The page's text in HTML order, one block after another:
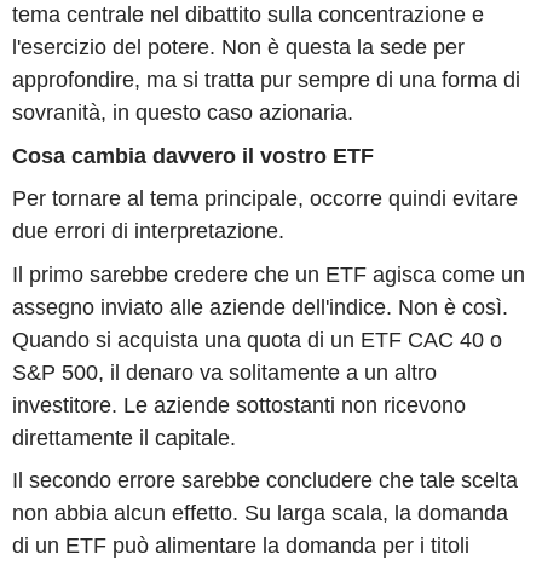
tema centrale nel dibattito sulla concentrazione e
l'esercizio del potere. Non è questa la sede per
approfondire, ma si tratta pur sempre di una forma di
sovranità, in questo caso azionaria.
Cosa cambia davvero il vostro ETF
Per tornare al tema principale, occorre quindi evitare
due errori di interpretazione.
Il primo sarebbe credere che un ETF agisca come un
assegno inviato alle aziende dell'indice. Non è così.
Quando si acquista una quota di un ETF CAC 40 o
S&P 500, il denaro va solitamente a un altro
investitore. Le aziende sottostanti non ricevono
direttamente il capitale.
Il secondo errore sarebbe concludere che tale scelta
non abbia alcun effetto. Su larga scala, la domanda
di un ETF può alimentare la domanda per i titoli